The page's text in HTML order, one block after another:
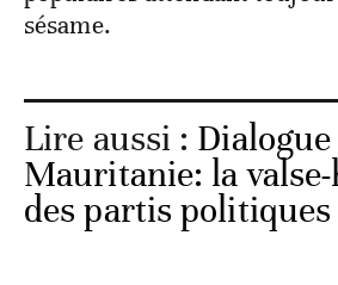
sésame.
Lire aussi :
Mauritanie: la
des partis politiques